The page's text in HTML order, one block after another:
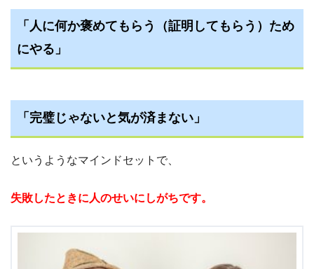
「人に何か褒めてもらう（証明してもらう）ため
にやる」
「完璧じゃないと気が済まない」
というようなマインドセットで、
失敗したときに人のせいにしがちです。